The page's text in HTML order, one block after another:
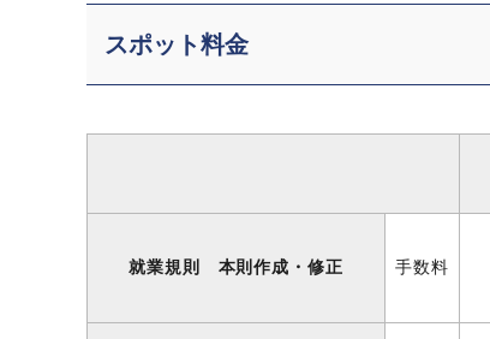
スポット料金
就業規則 本則作成・修正 手数料